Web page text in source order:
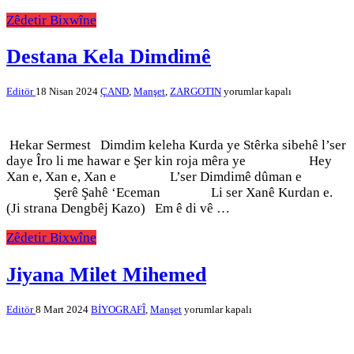
Zêdetir Bixwîne
Destana Kela Dimdimê
Editör 18 Nisan 2024 ÇAND, Manşet, ZARGOTIN Destana
yorumlar kapalı
Hekar Sermest Dimdim keleha Kurda ye Stêrka sibehê l’ser
daye Îro li me hawar e Şer kin roja mêra ye Hey
Xan e, Xan e, Xan e L’ser Dimdimê dûman e
Şerê Şahê ‘Eceman Li ser Xanê Kurdan e.
(Ji strana Dengbêj Kazo) Em ê di vê …
Zêdetir Bixwîne
Jiyana Milet Mihemed
Editör8 Mart 2024 BİYOGRAFÎ Manşet Jiyana
yorumlar kapalı